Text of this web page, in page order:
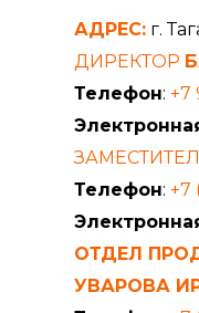
АДРЕС: г.
ДИРЕКТОР
Телефон: +7
Телефон: +7
ОТДЕЛ
УВАРОВА